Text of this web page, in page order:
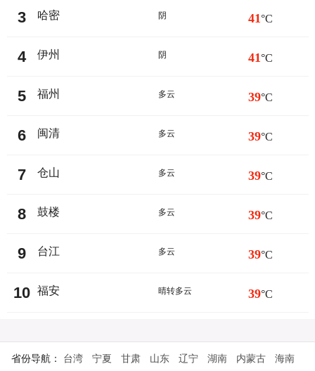
3 哈密 阴 41°C
4 伊州 阴 41°C
5 福州 多云 39°C
6 闽清 多云 39°C
7 仓山 多云 39°C
8 鼓楼 多云 39°C
9 台江 多云 39°C
10 福安 晴转多云 39°C
省份导航： 台湾 宁夏 甘肃 山东 辽宁 湖南 内蒙古 海南